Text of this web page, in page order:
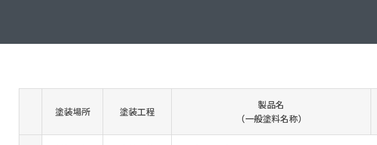
製品特集
プロテクトン
SUSTAINA SYSTEM
いります。
ご利用にあたって
塗装場所 塗装工程
製品名
（一般塗料名称）